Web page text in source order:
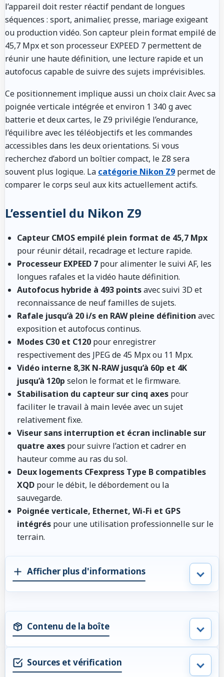
l’appareil doit rester réactif pendant de longues
séquences : sport, animalier, presse, mariage exigeant
ou production vidéo. Son capteur plein format empilé de
45,7 Mpx et son processeur EXPEED 7 permettent de
réunir une haute définition, une lecture rapide et un
autofocus capable de suivre des sujets imprévisibles.
Ce positionnement implique aussi un choix clair. Avec sa
poignée verticale intégrée et environ 1 340 g avec
batterie et deux cartes, le Z9 privilégie l’endurance,
l’équilibre avec les téléobjectifs et les commandes
accessibles dans les deux orientations. Si vous
recherchez d’abord un boîtier compact, le Z8 sera
souvent plus logique. La catégorie Nikon Z9 permet de
comparer le corps seul aux kits actuellement actifs.
L’essentiel du Nikon Z9
Capteur CMOS empilé plein format de 45,7 Mpx
pour réunir détail, recadrage et lecture rapide.
Processeur EXPEED 7 pour alimenter le suivi AF, les
longues rafales et la vidéo haute définition.
Autofocus hybride à 493 pointsavec suivi 3D et
reconnaissance de neuf familles de sujets.
Rafale jusqu’à 20 i/s en RAW pleine définition avec
exposition et autofocus continus.
Modes C30 et C120 pour enregistrer
respectivement des JPEG de 45 Mpx ou 11 Mpx.
Vidéo interne 8,3K N-RAW jusqu’à 60p et 4K
jusqu’à 120p selon le format et le firmware.
Stabilisation du capteur sur cinq axes pour
faciliter le travail à main levée avec un sujet
relativement fixe.
Viseur sans interruption et écran inclinable sur
quatre axes pour suivre l’action et cadrer en
hauteur comme au ras du sol.
Deux logements CFexpress Type B compatibles
XQD pour le débit, le débordement ou la
sauvegarde.
Poignée verticale, Ethernet, Wi-Fi et GPS
intégrés pour une utilisation professionnelle sur le
terrain.
Afficher plus d'informations
Contenu de la boîte
Sources et vérification